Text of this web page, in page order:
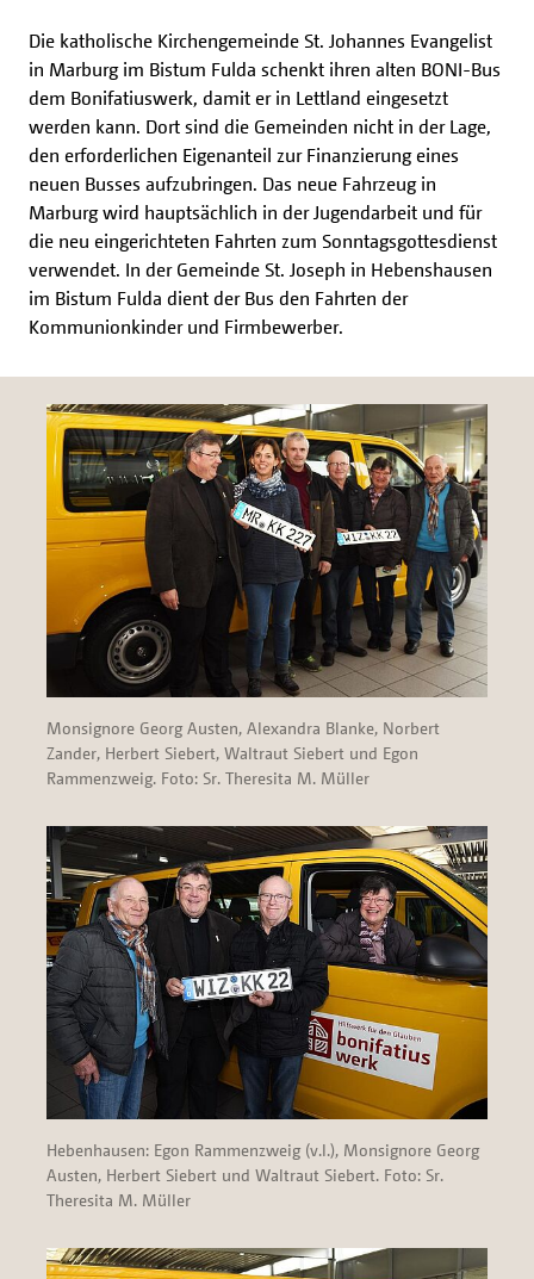
Die katholische Kirchengemeinde St. Johannes Evangelist
in Marburg im Bistum Fulda schenkt ihren alten BONI-Bus
dem Bonifatiuswerk, damit er in Lettland eingesetzt
werden kann. Dort sind die Gemeinden nicht in der Lage,
den erforderlichen Eigenanteil zur Finanzierung eines
neuen Busses aufzubringen. Das neue Fahrzeug in
Marburg wird hauptsächlich in der Jugendarbeit und für
die neu eingerichteten Fahrten zum Sonntagsgottesdienst
verwendet. In der Gemeinde St. Joseph in Hebenshausen
im Bistum Fulda dient der Bus den Fahrten der
Kommunionkinder und Firmbewerber.
Monsignore Georg Austen, Alexandra Blanke, Norbert
Zander, Herbert Siebert, Waltraut Siebert und Egon
Rammenzweig. Foto: Sr. Theresita M. Müller
Hebenhausen: Egon Rammenzweig (v.l.), Monsignore Georg
Austen, Herbert Siebert und Waltraut Siebert. Foto: Sr.
Theresita M. Müller